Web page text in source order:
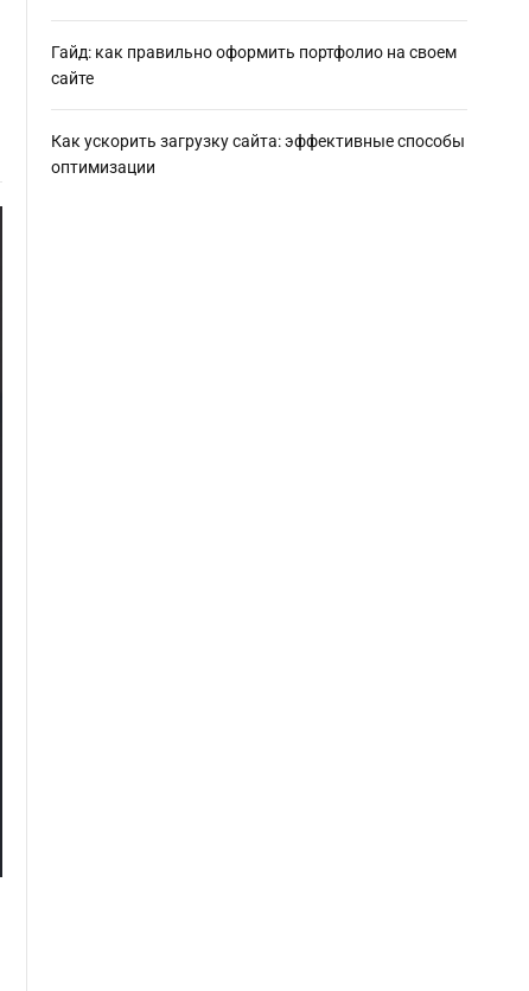
Гайд: как правильно оформить портфолио на своем
сайте
Как ускорить загрузку сайта: эффективные способы
оптимизации